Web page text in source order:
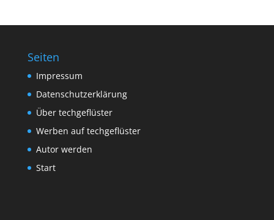
Seiten
Impressum
Datenschutzerklärung
Über techgeflüster
Werben auf techgeflüster
Autor werden
Start